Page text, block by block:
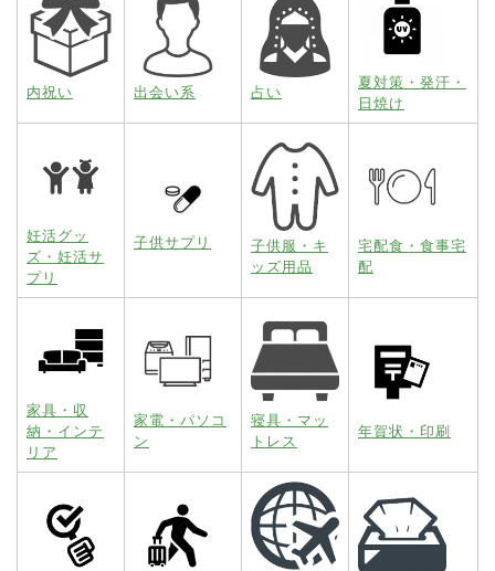
内祝い 出会い系 占い
夏対策・発汗・
日焼け
妊活グッ
ズ・妊活サ
プリ
子供サプリ
子供服・キ
ッズ用品
宅配食・食事宅
配
家具・収
納・インテ
リア
家電・パソコ
ン
寝具・マッ
トレス
年賀状・印刷